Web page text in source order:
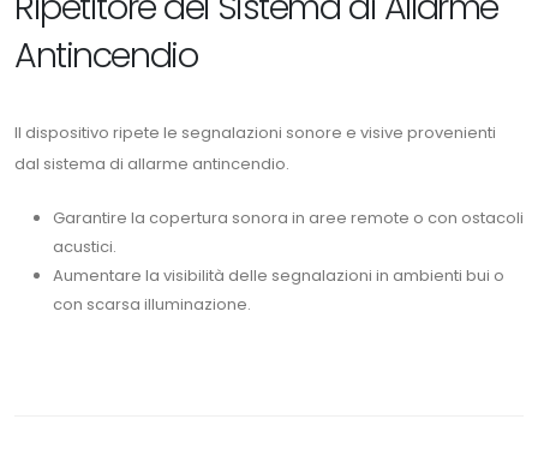
Antincendio
Il dispositivo ripete le segnalazioni sonore e visive provenienti
dal sistema di allarme antincendio.
Garantire la copertura sonora in aree remote o con ostacoli
acustici.
Aumentare la visibilità delle segnalazioni in ambienti bui o
con scarsa illuminazione.